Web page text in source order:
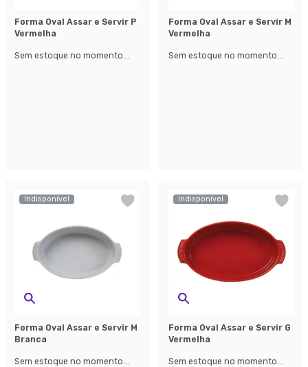
Forma Oval Assar e Servir P
Vermelha
Sem estoque no momento...
Forma Oval Assar e Servir M
Vermelha
Sem estoque no momento...
Indisponível
Forma Oval Assar e Servir M
Branca
Sem estoque no momento...
Indisponível
Forma Oval Assar e Servir G
Vermelha
Sem estoque no momento...